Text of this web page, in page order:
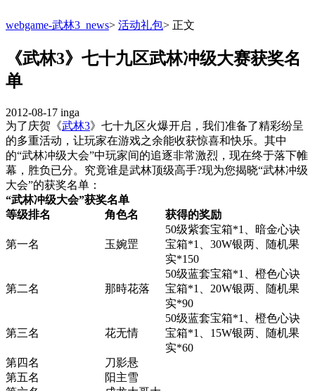
webgame-武林3_news> 活动礼包> 正文
《武林3》七十九区武林冲级大赛获奖名
单
2012-08-17 inga
为了庆贺《武林3》七十九区火爆开启，我们准备了精彩纷呈
的多重活动，让玩家在游戏之余能收获惊喜和快乐。其中
的“武林冲级大会”中玩家间的追逐非常激烈，现在终于落下帷
幕，胜负已分。究竟谁是武林顶级高手?现为您揭晓“武林冲级
大会”的获奖名单：
“武林冲级大会”获奖名单
等级排名
角色名 获得的奖励
第一名 玉婉罡
50级紫套宝箱*1、暗金心诀
宝箱*1、30W银两、随机果
实*150
第二名 那時花落
50级蓝套宝箱*1、橙色心诀
宝箱*1、20W银两、随机果
实*90
第三名 花无情
50级蓝套宝箱*1、橙色心诀
宝箱*1、15W银两、随机果
实*60
第四名
刀影悬
第五名
阳主雪